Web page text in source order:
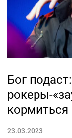
Бог
рокеры-
кормиться
23.03.2023